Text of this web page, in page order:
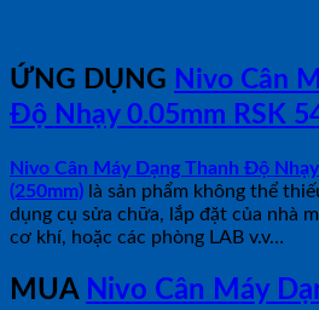
ỨNG DỤNG Nivo Cân
Độ Nhạy 0.05mm RSK
Nivo Cân Máy Dạng Thanh Độ
(250mm) là sản phẩm không thể
dụng cụ sửa chữa, lắp đặt của nhà
cơ khí, hoặc các phòng LAB v.v…
MUA Nivo Cân Máy